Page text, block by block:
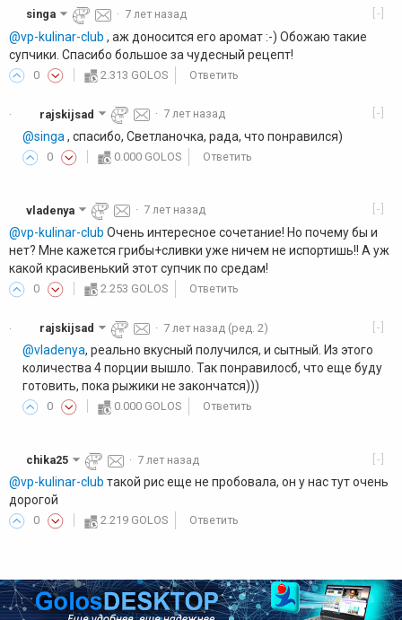
[-]
singa · 7 лет назад
@vp-kulinar-club , аж доносится его аромат :-) Обожаю такие
супчики. Спасибо большое за чудесный рецепт!
0 2.313 GOLOS Ответить
· [-]
rajskijsad · 7 лет назад
@singa , спасибо, Светланочка, рада, что понравился)
0 0.000 GOLOS Ответить
[-]
vladenya · 7 лет назад
@vp-kulinar-club Очень интересное сочетание! Но почему бы и
нет? Мне кажется грибы+сливки уже ничем не испортишь!! А уж
какой красивенький этот супчик по средам!
0 2.253 GOLOS Ответить
· [-]
rajskijsad · 7 лет назад (ред. 2)
@vladenya, реально вкусный получился, и сытный. Из этого
количества 4 порции вышло. Так понравилосб, что еще буду
готовить, пока рыжики не закончатся)))
0 0.000 GOLOS Ответить
[-]
chika25 · 7 лет назад
@vp-kulinar-club такой рис еще не пробовала, он у нас тут очень
дорогой
0 2.219 GOLOS Ответить